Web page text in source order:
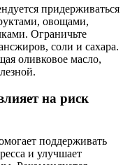
придерживаться
овощами,
Ограничьте
соли и сахара.
оливковое масло,
на риск
поддерживать
и улучшает